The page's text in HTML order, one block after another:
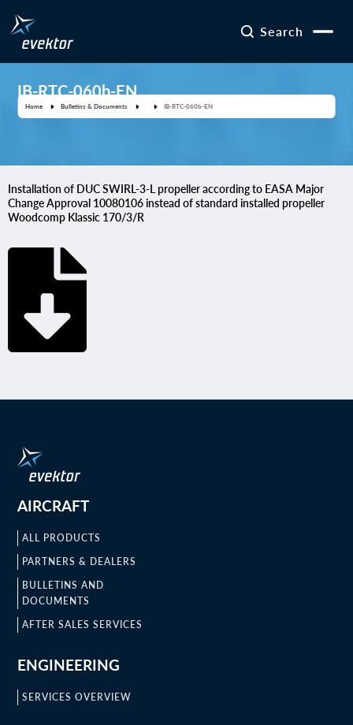
Search
IB-RTC-060b-EN
Home Bulletins & Documents IB-RTC-060b-EN
Installation of DUC SWIRL-3-L propeller according to EASA Major
Change Approval 10080106 instead of standard installed propeller
Woodcomp Klassic 170/3/R
AIRCRAFT
ALL PRODUCTS
PARTNERS & DEALERS
BULLETINS AND
DOCUMENTS
AFTER SALES SERVICES
ENGINEERING
SERVICES OVERVIEW